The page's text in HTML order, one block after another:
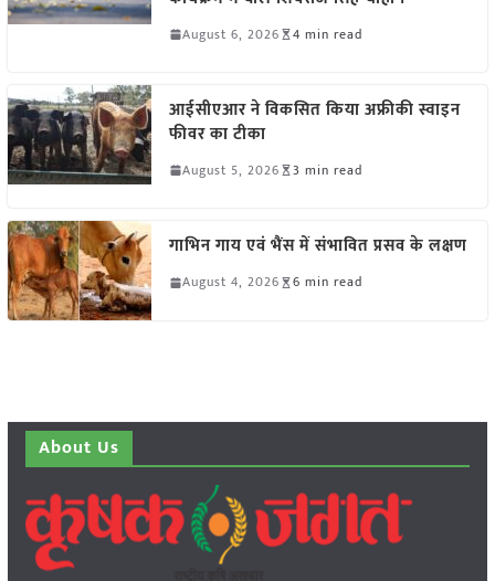
August 6, 2026 4 min read
आईसीएआर ने विकसित किया अफ्रीकी स्वाइन
फीवर का टीका
August 5, 2026 3 min read
गाभिन गाय एवं भैंस में संभावित प्रसव के लक्षण
August 4, 2026 6 min read
About Us